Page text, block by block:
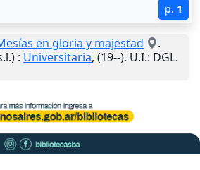
p. 1
en gloria y majestad
.
: Universitaria, (19--). U.I.: DGL.